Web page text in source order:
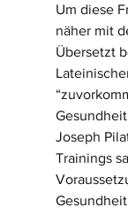
Um diese
näher mit
Übersetzt
Joseph
Trainings